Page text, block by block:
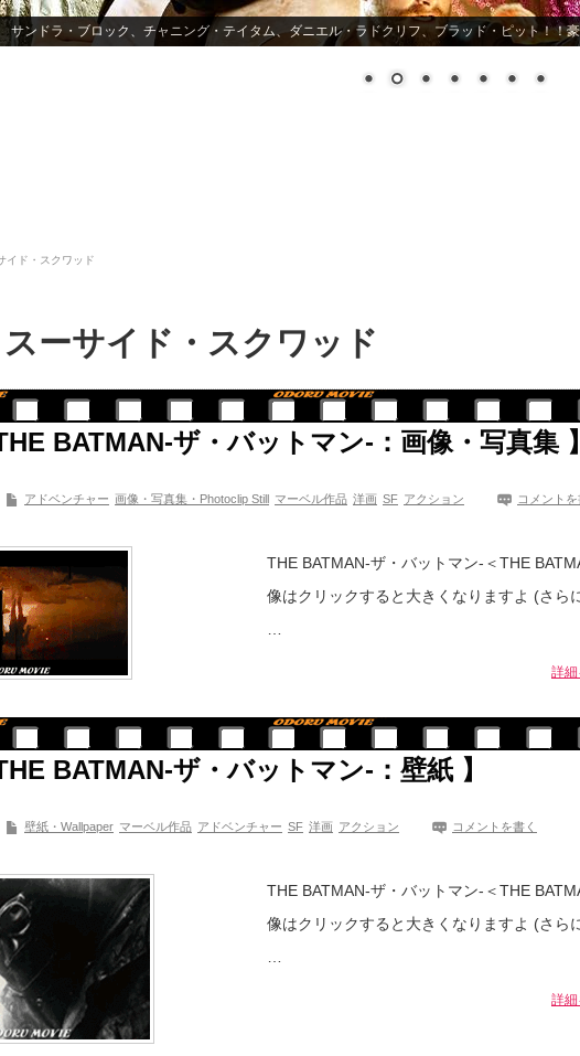
サンドラ・ブロック、チャニング・テイタム、ダニエル・ラドクリフ、ブラッド・ピット！！
イド・スクワッド
ーサイド・スクワッド
THE BATMAN-ザ・バットマン-：画像・写真集 】
アドベンチャー 画像・写真集・Photoclip Still マーベル作品 洋画 SF アクション コメントを
THE BATMAN-ザ・バットマン-＜THE
像はクリックすると大きくなりますよ (さら
詳細
BATMAN-ザ・バットマン-：壁紙 】
壁紙・Wallpaper マーベル作品 アドベンチャー SF 洋画 アクション コメントを書く
THE BATMAN-ザ・バットマン-＜THE
像はクリックすると大きくなりますよ (さら
詳細